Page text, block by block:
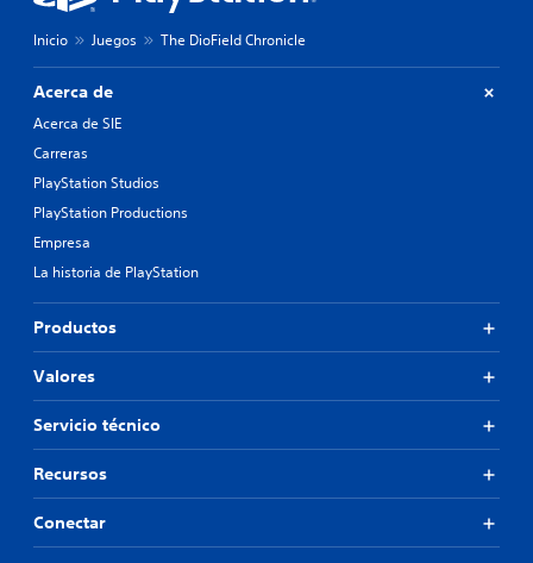
Inicio Juegos The DioField Chronicle
Acerca de
Acerca de SIE
Carreras
PlayStation Studios
PlayStation Productions
Empresa
La historia de PlayStation
Productos
Valores
Servicio técnico
Recursos
Conectar